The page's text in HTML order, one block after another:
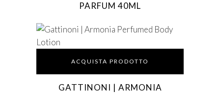
PARFUM 40ML
ACQUISTA PRODOTTO
GATTINONI | ARMONIA